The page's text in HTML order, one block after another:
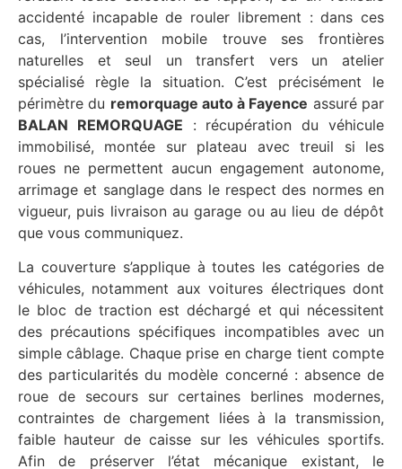
accidenté incapable de rouler librement : dans ces
cas, l’intervention mobile trouve ses frontières
naturelles et seul un transfert vers un atelier
spécialisé règle la situation. C’est précisément le
périmètre du remorquage auto à Fayence assuré par
BALAN REMORQUAGE : récupération du véhicule
immobilisé, montée sur plateau avec treuil si les
roues ne permettent aucun engagement autonome,
arrimage et sanglage dans le respect des normes en
vigueur, puis livraison au garage ou au lieu de dépôt
que vous communiquez.
La couverture s’applique à toutes les catégories de
véhicules, notamment aux voitures électriques dont
le bloc de traction est déchargé et qui nécessitent
des précautions spécifiques incompatibles avec un
simple câblage. Chaque prise en charge tient compte
des particularités du modèle concerné : absence de
roue de secours sur certaines berlines modernes,
contraintes de chargement liées à la transmission,
faible hauteur de caisse sur les véhicules sportifs.
Afin de préserver l’état mécanique existant, le